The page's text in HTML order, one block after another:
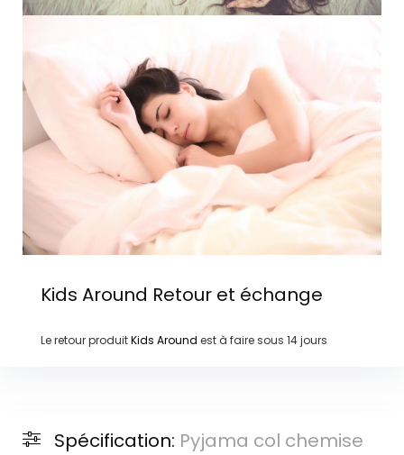
Kids Around Retour et échange
Le retour produitKids Around est à faire sous 14 jours
Spécification: Pyjama col chemise